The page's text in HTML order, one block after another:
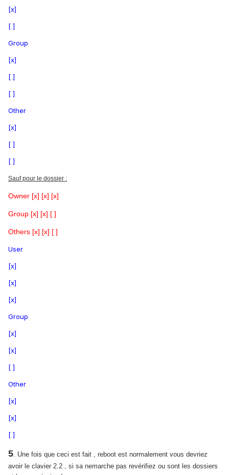
[x]
[ ]
Group
[x]
[ ]
[ ]
Other
[x]
[ ]
[ ]
Sauf pour le dossier :
Owner [x] [x] [x]
Group [x] [x] [ ]
Others [x] [x] [ ]
User
[x]
[x]
[x]
Group
[x]
[x]
[ ]
Other
[x]
[x]
[ ]
5. Une fois que ceci est fait , reboot est normalement vous devriez
avoir le clavier 2.2 , si sa nemarche pas revérifiez ou sont les dossiers